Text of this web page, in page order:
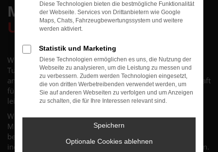
MACHEN SIE IHR AUTO
UNVERWECHSELBAR
Weit über die niedersächsischen Grenzen hinaus ist KTW
Tuning ein Begriff. Viele Fahrzeuge, Mercedes-Benz und
andere, wurden von den KTW Tuning-Profis mit Leidenschaft
für den Kunden auf- und umgerüstet, optisch und
leistungsmäßig getunt und als „Individuum“ gestaltet.
Wir bieten Ihnen exklusives Zubehör nicht nur für Ihren
Mercedes-Benz. Lassen Sie sich von unseren Experten
beraten, wir sind sicher, dass wir Ihr Fahrzeug durch
individuell abgestimmtes Tuning optimal aufwerten können.
Diese Technologien bieten die bestmögliche Funktionalität
der Webseite. Services von Drittanbietern wie Google
Maps, Chats, Fahrzeugbewertungssystem und weitere
werden aktiviert.
Statistik und Marketing
Diese Technologien ermöglichen es uns, die Nutzung der
Webseite zu analysieren, um die Leistung zu messen und
zu verbessern. Zudem werden Technologien eingesetzt,
die von dritten Werbetreibenden verwendet werden, um
Sie auf anderen Webseiten zu verfolgen und um Anzeigen
zu schalten, die für Ihre Interessen relevant sind.
Speichern
Optionale Cookies ablehnen